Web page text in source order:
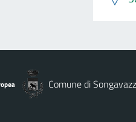
Comune di